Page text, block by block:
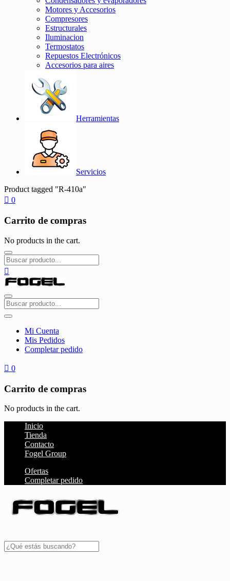
Motores y Accesorios
Compresores
Estructurales
Iluminacion
Termostatos
Repuestos Electrónicos
Accesorios para aires
Herramientas
Servicios
Product tagged "R-410a"
0
Carrito de compras
No products in the cart.
Mi Cuenta
Mis Pedidos
Completar pedido
0
Carrito de compras
No products in the cart.
Inicio
Tienda
Contacto
Fogel Group
Ofertas
Completar pedido